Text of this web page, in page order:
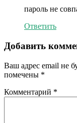
пароль не
Ответить
Добавить
Ваш адрес email не
помечены *
Комментарий *